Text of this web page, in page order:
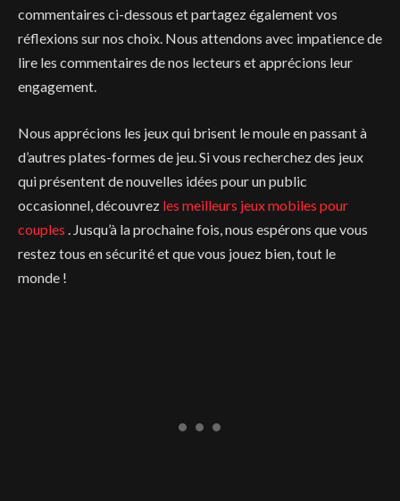
commentaires ci-dessous et partagez également vos
réflexions sur nos choix. Nous attendons avec impatience de
lire les commentaires de nos lecteurs et apprécions leur
engagement.
Nous apprécions les jeux qui brisent le moule en passant à
d’autres plates-formes de jeu. Si vous recherchez des jeux
qui présentent de nouvelles idées pour un public
occasionnel, découvrez les meilleurs jeux mobiles pour
couples . Jusqu’à la prochaine fois, nous espérons que vous
restez tous en sécurité et que vous jouez bien, tout le
monde !